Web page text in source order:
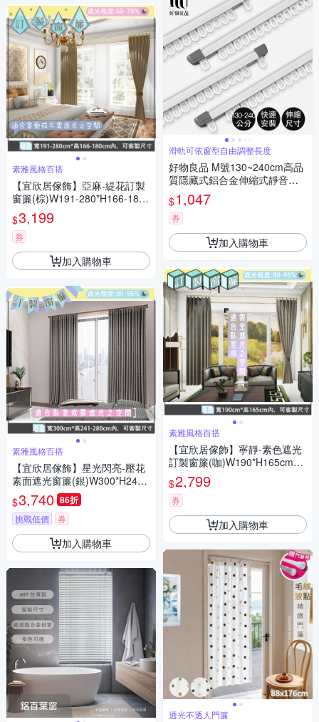
素雅風格百搭
【宜欣居傢飾】亞麻-緹花訂製
窗簾(棕)W191-280*H166-180c
m以內*2片/台灣製MIT
$3,199
券
加入購物車
素雅風格百搭
【宜欣居傢飾】星光閃亮-壓花
素面遮光窗簾(銀)W300*H241-
280cm以內(可指定尺寸)*2片/
遮光/摺景/落地/窗簾/台灣製MI
T
$3,740 86折
挑戰低價 券
加入購物車
滑軌可依窗型自由調整長度
好物良品 M號130~240cm高品
質隱藏式鋁合金伸縮式靜音窗
簾滑軌(窗簾軌 推拉窗簾 窗簾
軌道 遮光窗簾 窗簾)
$1,047
券
加入購物車
素雅風格百搭
【宜欣居傢飾】寧靜-素色遮光
訂製窗簾(咖)W190*H165cm以
內*2片/半腰/台灣製MIT
$2,799
券
加入購物車
透光不透人門簾